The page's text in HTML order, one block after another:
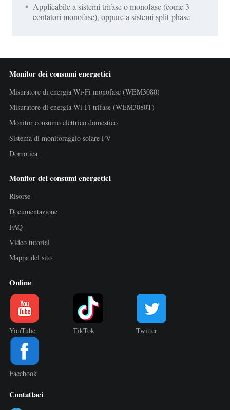
Applicabile a sistemi trifase o monofase (come 3
contatori monofase), oppure a sistemi split-phase
Monitor dei consumi energetici
Misuratore di energia Wi-Fi monofase (WEM3080)
Misuratore di energia Wi-Fi trifase (WEM3080T)
Monitor consumo elettrico domestico
Sistema di monitoraggio solare FV
Domotica
Monitor dei consumi energetici
Risorse
Documentazione
FAQ
Video tutorial
Mappa del sito
Online
YouTube TikTok Twitter
Facebook
Contattaci